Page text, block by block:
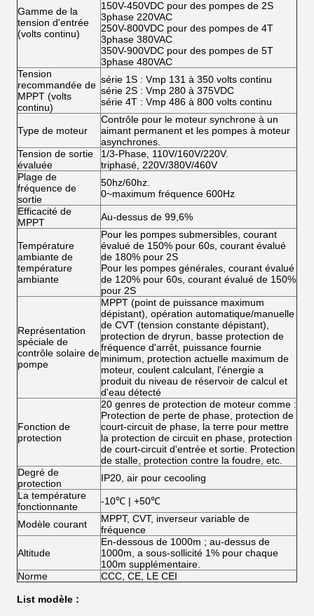
Gamme de la
tension d'entrée
(volts continu)
150V-450VDC pour des pompes de 2S
3phase 220VAC
250V-800VDC pour des pompes de 4T
3phase 380VAC
350V-900VDC pour des pompes de 5T
3phase 480VAC
Tension
recommandée de
MPPT (volts
continu)
série 1S : Vmp 131 à 350 volts continu
série 2S : Vmp 280 à 375VDC
série 4T : Vmp 486 à 800 volts continu
Type de moteur
Contrôle pour le moteur synchrone à un
aimant permanent et les pompes à moteur
asynchrones.
Tension de sortie
évaluée
1/3-Phase, 110V/160V/220V.
triphasé, 220V/380V/460V
Plage de
fréquence de
sortie
50hz/60hz.
0~maximum fréquence 600Hz
Efficacité de
MPPT
Au-dessus de 99,6%
Température
ambiante de
température
ambiante
Pour les pompes submersibles, courant
évalué de 150% pour 60s, courant évalué
de 180% pour 2S
Pour les pompes générales, courant évalué
de 120% pour 60s, courant évalué de 150%
pour 2S
Représentation
spéciale de
contrôle solaire de
pompe
MPPT (point de puissance maximum
dépistant), opération automatique/manuelle
de CVT (tension constante dépistant),
protection de dryrun, basse protection de
fréquence d'arrêt, puissance fournie
minimum, protection actuelle maximum de
moteur, coulent calculant, l'énergie a
produit du niveau de réservoir de calcul et
d'eau détecté
Fonction de
protection
20 genres de protection de moteur comme :
Protection de perte de phase, protection de
court-circuit de phase, la terre pour mettre
la protection de circuit en phase, protection
de court-circuit d'entrée et sortie. Protection
de stalle, protection contre la foudre, etc.
Degré de
protection
IP20, air pour cecooling
La température
fonctionnante
-10℃ | +50℃
Modèle courant
MPPT, CVT, inverseur variable de
fréquence
Altitude
En-dessous de 1000m ; au-dessus de
1000m, a sous-sollicité 1% pour chaque
100m supplémentaire.
Norme
CCC, CE, LE CEI
List modèle :